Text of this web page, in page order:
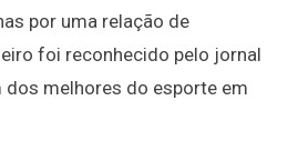
por uma relação de
foi reconhecido pelo jornal
dos melhores do esporte em